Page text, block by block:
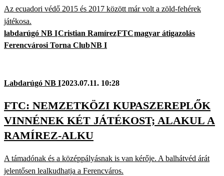
Az ecuadori védő 2015 és 2017 között már volt a zöld-fehérek
játékosa.
labdarúgó NB ICristian RamírezFTCmagyar átigazolás
Ferencvárosi Torna ClubNB I
Labdarúgó NB I2023.07.11. 10:28
FTC: NEMZETKÖZI KUPASZEREPLŐK
VINNÉNEK KÉT JÁTÉKOST; ALAKUL A
RAMÍREZ-ALKU
A támadónak és a középpályásnak is van kérője. A balhátvéd árát
jelentősen lealkudhatja a Ferencváros.